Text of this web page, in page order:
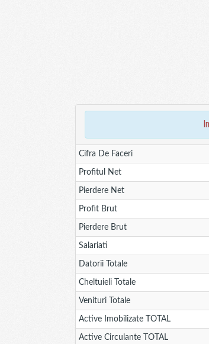
Cifra De Faceri
Profitul Net
Pierdere Net
Profit Brut
Pierdere Brut
Salariati
Datorii Totale
Cheltuieli Totale
Venituri Totale
Active Imobilizate TOTAL
Active Circulante TOTAL